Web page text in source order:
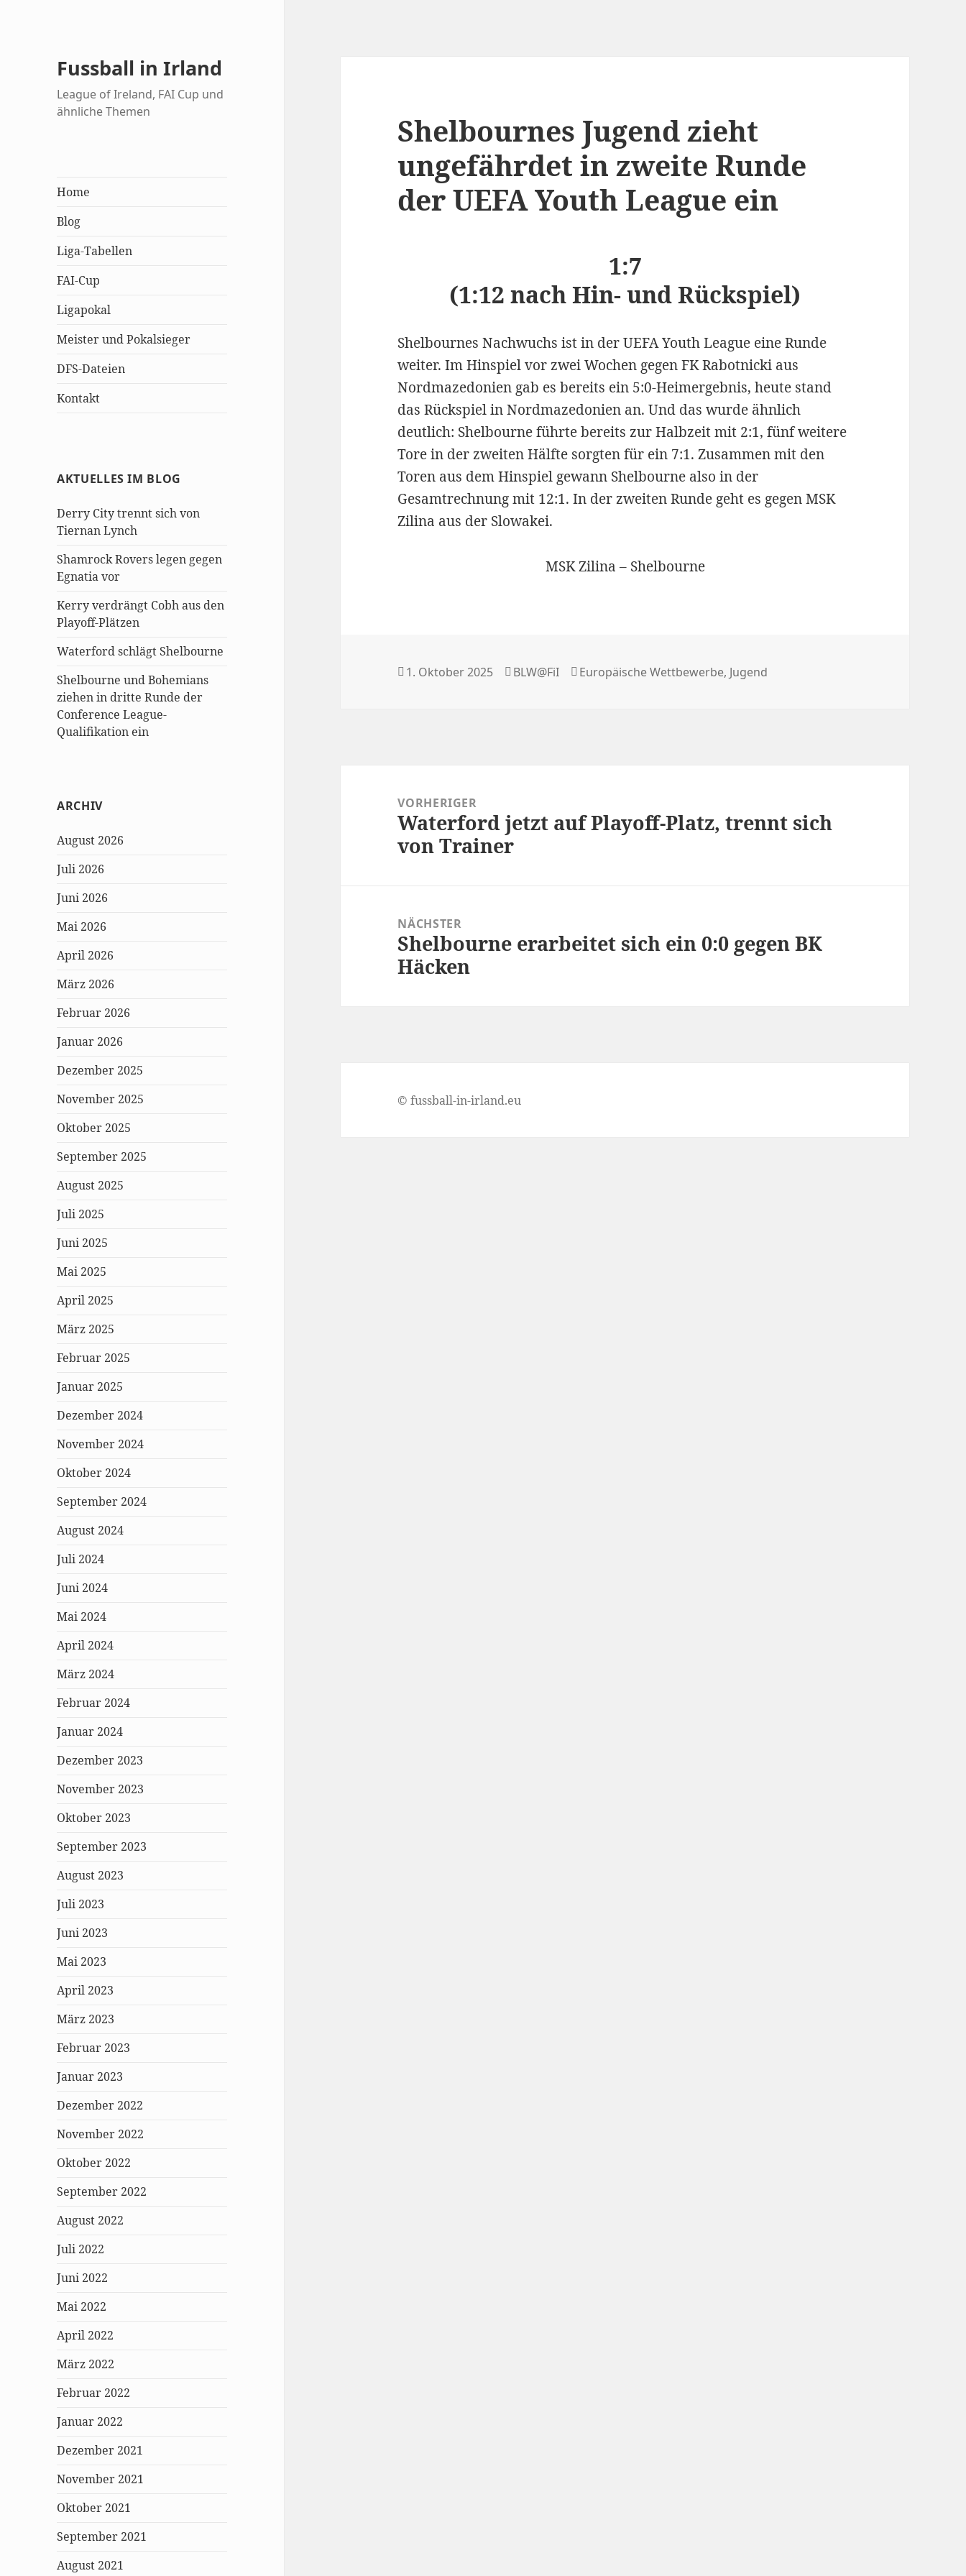
Fussball in Irland
League of Ireland, FAI Cup und
ähnliche Themen
Home
Blog
Liga-Tabellen
FAI-Cup
Ligapokal
Meister und Pokalsieger
DFS-Dateien
Kontakt
AKTUELLES IM BLOG
Derry City trennt sich von
Tiernan Lynch
Shamrock Rovers legen gegen
Egnatia vor
Kerry verdrängt Cobh aus den
Playoff-Plätzen
Waterford schlägt Shelbourne
Shelbourne und Bohemians
ziehen in dritte Runde der
Conference League-
Qualifikation ein
ARCHIV
August 2026
Juli 2026
Juni 2026
Mai 2026
April 2026
März 2026
Februar 2026
Januar 2026
Dezember 2025
November 2025
Oktober 2025
September 2025
August 2025
Juli 2025
Juni 2025
Mai 2025
April 2025
März 2025
Februar 2025
Januar 2025
Dezember 2024
November 2024
Oktober 2024
September 2024
August 2024
Juli 2024
Juni 2024
Mai 2024
April 2024
März 2024
Februar 2024
Januar 2024
Dezember 2023
November 2023
Oktober 2023
September 2023
August 2023
Juli 2023
Juni 2023
Mai 2023
April 2023
März 2023
Februar 2023
Januar 2023
Dezember 2022
November 2022
Oktober 2022
September 2022
August 2022
Juli 2022
Juni 2022
Mai 2022
April 2022
März 2022
Februar 2022
Januar 2022
Dezember 2021
November 2021
Oktober 2021
September 2021
August 2021
Shelbournes Jugend zieht
ungefährdet in zweite Runde
der UEFA Youth League ein
1:7
(1:12 nach Hin- und Rückspiel)
Shelbournes Nachwuchs ist in der UEFA Youth League eine Runde
weiter. Im Hinspiel vor zwei Wochen gegen FK Rabotnicki aus
Nordmazedonien gab es bereits ein 5:0-Heimergebnis, heute stand
das Rückspiel in Nordmazedonien an. Und das wurde ähnlich
deutlich: Shelbourne führte bereits zur Halbzeit mit 2:1, fünf weitere
Tore in der zweiten Hälfte sorgten für ein 7:1. Zusammen mit den
Toren aus dem Hinspiel gewann Shelbourne also in der
Gesamtrechnung mit 12:1. In der zweiten Runde geht es gegen MSK
Zilina aus der Slowakei.
MSK Zilina – Shelbourne
Veröffentlicht
1. Oktober 2025 Autor
BLW@FiI Kategorien
Europäische Wettbewerbe, Jugend
VORHERIGER
Vorheriger
Beitrag:
Waterford jetzt auf Playoff-Platz, trennt sich
von Trainer
NÄCHSTER
Nächster
Beitrag:
Shelbourne erarbeitet sich ein 0:0 gegen BK
Häcken
© fussball-in-irland.eu